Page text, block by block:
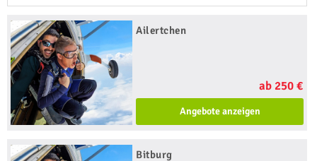
Ailertchen
ab 250 €
Angebote anzeigen
Bitburg